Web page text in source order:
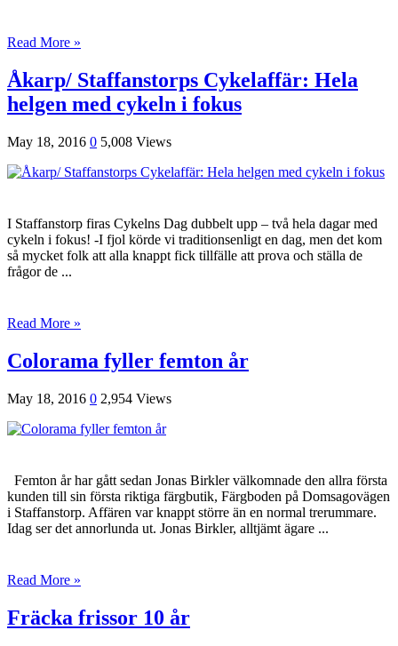
Read More »
Åkarp/ Staffanstorps Cykelaffär: Hela
helgen med cykeln i fokus
May 18, 2016 0 5,008 Views
I Staffanstorp firas Cykelns Dag dubbelt upp – två hela dagar med
cykeln i fokus! -I fjol körde vi traditionsenligt en dag, men det kom
så mycket folk att alla knappt fick tillfälle att prova och ställa de
frågor de ...
Read More »
Colorama fyller femton år
May 18, 2016 0 2,954 Views
Femton år har gått sedan Jonas Birkler välkomnade den allra första
kunden till sin första riktiga färgbutik, Färgboden på Domsagovägen
i Staffanstorp. Affären var knappt större än en normal trerummare.
Idag ser det annorlunda ut. Jonas Birkler, alltjämt ägare ...
Read More »
Fräcka frissor 10 år